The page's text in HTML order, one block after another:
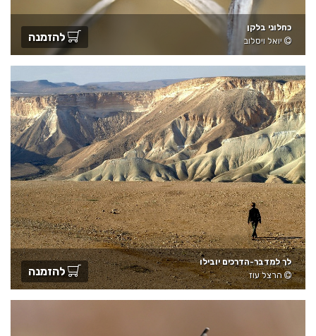
כחלוני בלקן
יואל ויסלוב
להזמנה
לך למדבר-הדרכים יובילו
הרצל עוז
להזמנה